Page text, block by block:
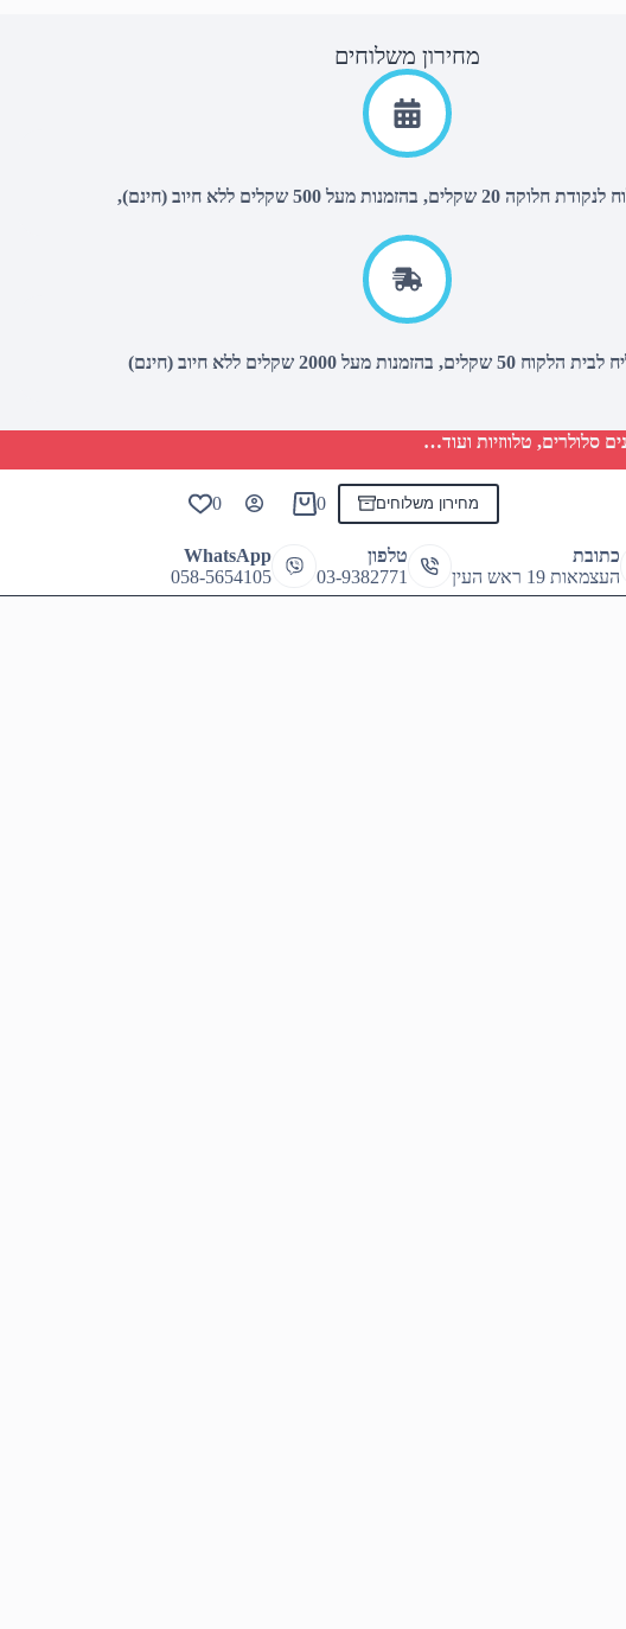
מחירון משלוחים
בהזמנות מעל 500 שקלים ללא חיוב (חינם),
בהזמנות מעל 2000 שקלים ללא חיוב (חינם)
סלולרים, טלווזיות ועוד…
מחירון משלוחים
Shopping
0
0
כתובת
העצמאות 19 ראש העין
טלפון
03-9382771
WhatsApp
058-5654105